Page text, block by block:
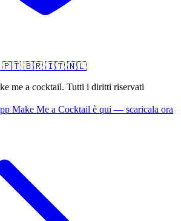
🇵🇹 🇧🇷 🇮🇹 🇳🇱
me a cocktail. Tutti i diritti riservati
Make Me a Cocktail è qui — scaricala ora